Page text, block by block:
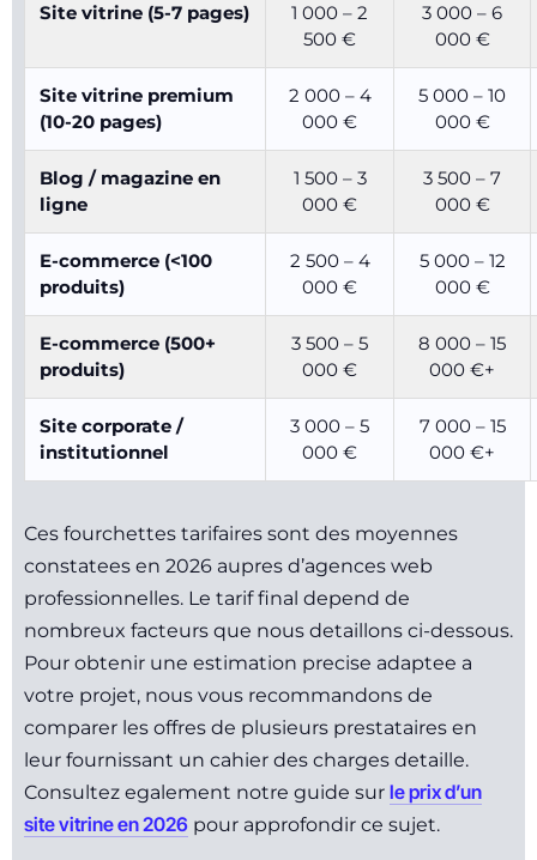
Site vitrine (5-7 pages)
1 000 – 2
500 €
3 000 – 6
000 €
Site vitrine premium
(10-20 pages)
2 000 – 4
000 €
5 000 – 10
000 €
Blog / magazine en
ligne
1 500 – 3
000 €
3 500 – 7
000 €
E-commerce (<100
produits)
2 500 – 4
000 €
5 000 – 12
000 €
E-commerce (500+
produits)
3 500 – 5
000 €
8 000 – 15
000 €+
Site corporate /
institutionnel
3 000 – 5
000 €
7 000 – 15
000 €+
Ces fourchettes tarifaires sont des moyennes
constatees en 2026 aupres d’agences web
professionnelles. Le tarif final depend de
nombreux facteurs que nous detaillons ci-dessous.
Pour obtenir une estimation precise adaptee a
votre projet, nous vous recommandons de
comparer les offres de plusieurs prestataires en
leur fournissant un cahier des charges detaille.
Consultez egalement notre guide sur le prix d’un
site vitrine en 2026 pour approfondir ce sujet.